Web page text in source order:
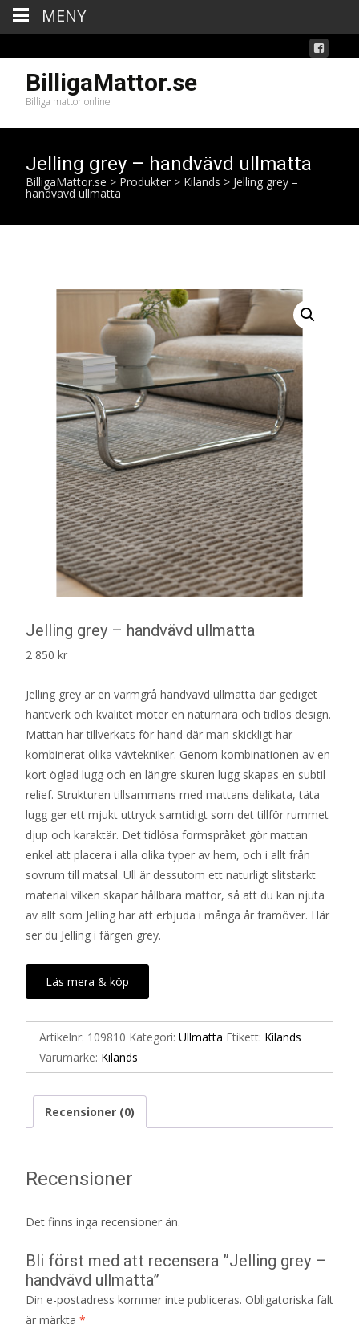
BilligaMattor.se
Billiga mattor online
Jelling grey – handvävd ullmatta
BilligaMattor.se > Produkter > Kilands > Jelling grey –
handvävd ullmatta
Jelling grey – handvävd ullmatta
2 850 kr
Jelling grey är en varmgrå handvävd ullmatta där gediget
hantverk och kvalitet möter en naturnära och tidlös design.
Mattan har tillverkats för hand där man skickligt har
kombinerat olika vävtekniker. Genom kombinationen av en
kort öglad lugg och en längre skuren lugg skapas en subtil
relief. Strukturen tillsammans med mattans delikata, täta
lugg ger ett mjukt uttryck samtidigt som det tillför rummet
djup och karaktär. Det tidlösa formspråket gör mattan
enkel att placera i alla olika typer av hem, och i allt från
sovrum till matsal. Ull är dessutom ett naturligt slitstarkt
material vilken skapar hållbara mattor, så att du kan njuta
av allt som Jelling har att erbjuda i många år framöver. Här
ser du Jelling i färgen grey.
Läs mera & köp
Artikelnr: 109810 Kategori: Ullmatta Etikett: Kilands
Varumärke: Kilands
Recensioner (0)
Recensioner
Det finns inga recensioner än.
Bli först med att recensera ”Jelling grey –
handvävd ullmatta”
Din e-postadress kommer inte publiceras. Obligatoriska fält
är märkta *
MENY